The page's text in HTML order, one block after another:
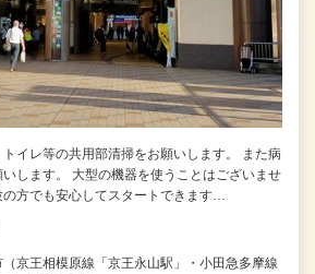
イレ等の共用部清掃をお願いします。 また病
します。 大型の機器を使うことはございませ
の方でも安心してスタートできます…
京王相模原線「京王永山駅」・小田急多摩線